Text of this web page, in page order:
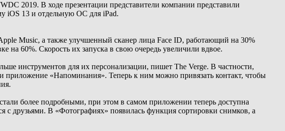
2019. В ходе презентации представители компании представили
iOS 13 и отдельную ОС для iPad.
Music, а также улучшенный сканер лица Face ID, работающий на 30%
60%. Скорость их запуска в свою очередь увеличили вдвое.
инструментов для их персонализации, пишет The Verge. В частности,
приложение «Напоминания». Теперь к ним можно привязать контакт, чтобы
более подробными, при этом в самом приложении теперь доступна
друзьями. В «Фотографиях» появилась функция сортировки снимков, а